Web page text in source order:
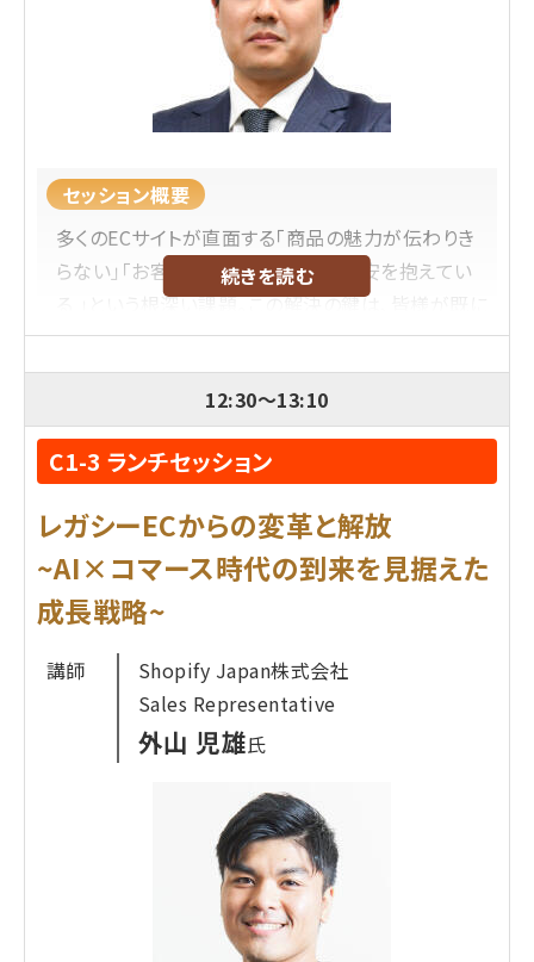
セッション概要
多くのECサイトが直面する「商品の魅力が伝わりき
らない」「お客様は『自分に合うか』不安を抱えてい
る 」という根深い課題。この解決の鍵は、皆様が既に
社内に抱えている"最高の資産"、すなわち店舗ス
タッフの優れた「接客力」に他なりません 。
本セミナーは、その「接客力」という無形の資産を、
ECサイトの売上とCVRを最大化させるための具体的
す。
単なるコーディネート写真の掲載で終わる"なんと
なく運用"から完全に脱却し、
る化し、正当に評価する仕組み 。
モチベーションを劇的に高め、楽しみながら投稿を
継続できる環境づくり
店舗での接客をEC売上に直結させるOMO戦略の具
体的な実践方法 これらを成功事例と共に解説しま
続きを読む
12:30～13:10
C1-3 ランチセッション
レガシーECからの変革と解放
~AI×コマース時代の到来を見据えた
成長戦略~
講師
Shopify Japan株式会社
Sales Representative
外山 児雄氏